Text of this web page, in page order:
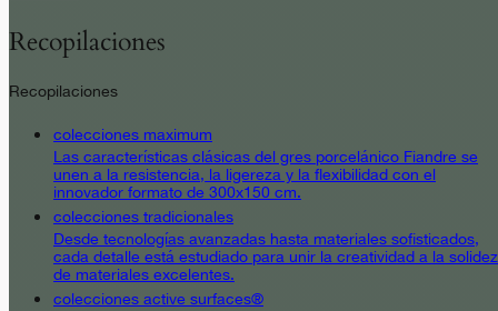
Recopilaciones
Recopilaciones
colecciones maximum
Las características clásicas del gres porcelánico Fiandre se
unen a la resistencia, la ligereza y la flexibilidad con el
innovador formato de 300x150 cm.
colecciones tradicionales
Desde tecnologías avanzadas hasta materiales sofisticados,
cada detalle está estudiado para unir la creatividad a la solidez
de materiales excelentes.
colecciones active surfaces®